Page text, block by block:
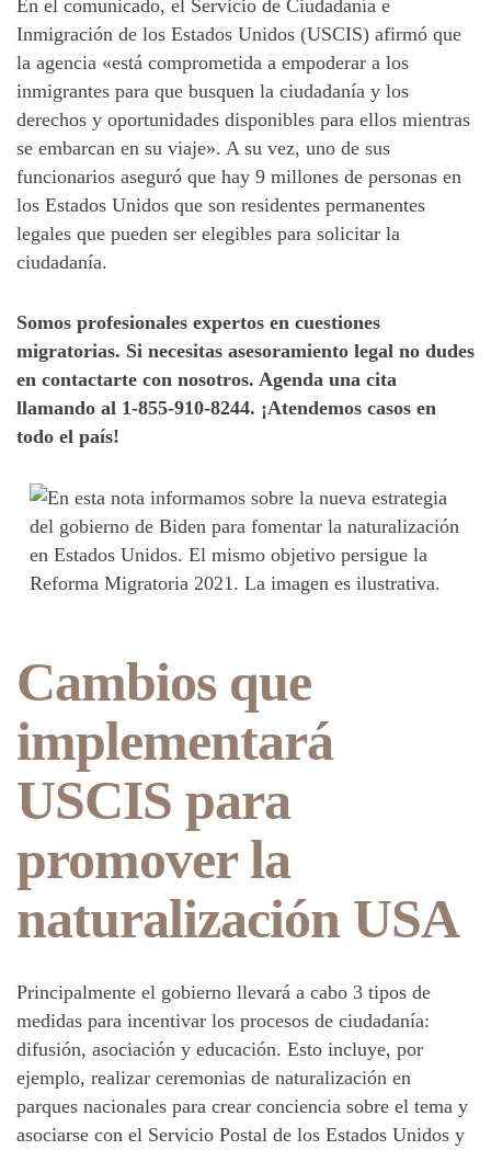
En el comunicado, el Servicio de Ciudadanía e
Inmigración de los Estados Unidos (USCIS) afirmó que
la agencia «está comprometida a empoderar a los
inmigrantes para que busquen la ciudadanía y los
derechos y oportunidades disponibles para ellos mientras
se embarcan en su viaje». A su vez, uno de sus
funcionarios aseguró que hay 9 millones de personas en
los Estados Unidos que son residentes permanentes
legales que pueden ser elegibles para solicitar la
ciudadanía.
Somos profesionales expertos en cuestiones
migratorias. Si necesitas asesoramiento legal no dudes
en contactarte con nosotros. Agenda una cita
llamando al 1-855-910-8244. ¡Atendemos casos en
todo el país!
Cambios que
implementará
USCIS para
promover la
naturalización USA
Principalmente el gobierno llevará a cabo 3 tipos de
medidas para incentivar los procesos de ciudadanía:
difusión, asociación y educación. Esto incluye, por
ejemplo, realizar ceremonias de naturalización en
parques nacionales para crear conciencia sobre el tema y
asociarse con el Servicio Postal de los Estados Unidos y